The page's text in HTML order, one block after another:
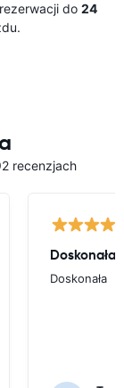
do 24
recenzjach
Doskonała
Doskonała